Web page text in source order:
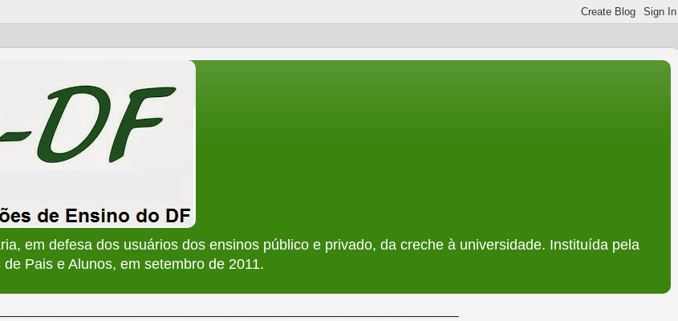
em defesa dos usuários dos ensinos público e privado, da creche à universidade. Instituída pela
Pais e Alunos, em setembro de 2011.